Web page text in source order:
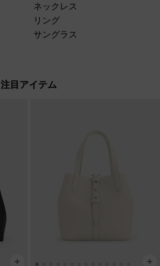
ネックレス
リング
サングラス
注目アイテム